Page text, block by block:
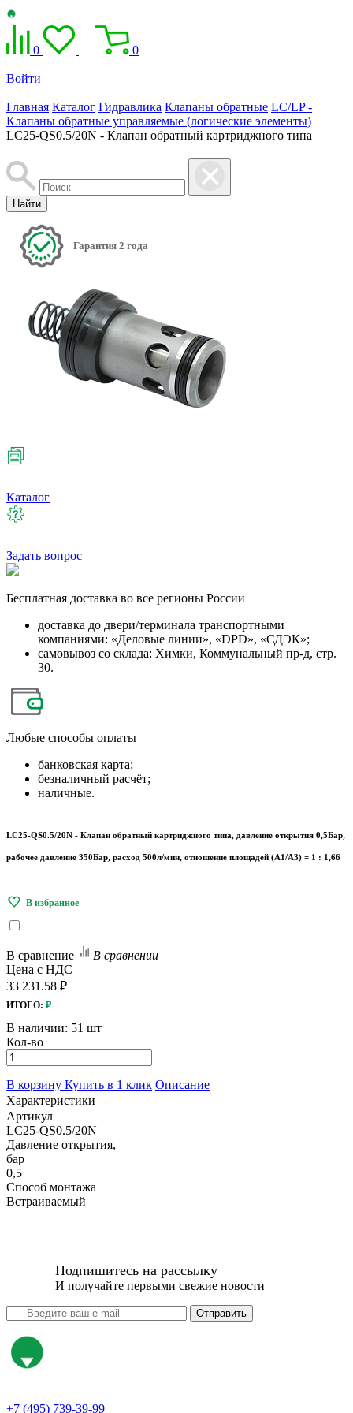
0 0
Войти
Главная Каталог Гидравлика Клапаны обратные LC/LP -
Клапаны обратные управляемые (логические элементы)
LC25-QS0.5/20N - Клапан обратный картриджного типа
Найти
Гарантия 2 года
Каталог
Задать вопрос
Бесплатная доставка во все регионы России
доставка до двери/терминала транспортными
компаниями: «Деловые линии», «DPD», «СДЭК»;
самовывоз со склада: Химки, Коммунальный пр-д, стр.
30.
Любые способы оплаты
банковская карта;
безналичный расчёт;
наличные.
LC25-QS0.5/20N - Клапан обратный картриджного типа, давление открытия 0,5Бар,
рабочее давление 350Бар, расход 500л/мин, отношение площадей (A1/A3) = 1 : 1,66
В сравнение
В сравнении
Цена с НДС
33 231.58 ₽
ИТОГО: ₽
В наличии: 51 шт
Кол-во
В корзину Купить в 1 клик Описание
Характеристики
Артикул
LC25-QS0.5/20N
Давление открытия,
бар
0,5
Способ монтажа
Встраиваемый
Подпишитесь на рассылку
И получайте первыми свежие новости
Отправить
+7 (495) 739-39-99